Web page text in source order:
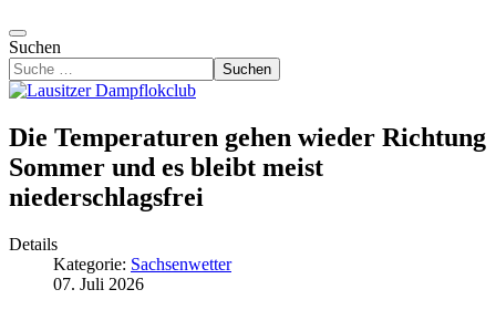
Suchen
Suchen
Die Temperaturen gehen wieder Richtung
Sommer und es bleibt meist
niederschlagsfrei
Details
Kategorie: Sachsenwetter
07. Juli 2026